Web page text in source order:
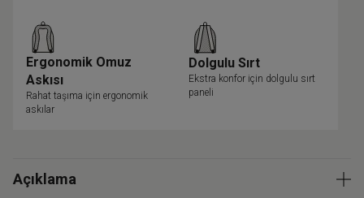
Ergonomik Omuz
Askısı
Rahat taşıma için ergonomik
askılar
Dolgulu Sırt
Ekstra konfor için dolgulu sırt
paneli
Açıklama